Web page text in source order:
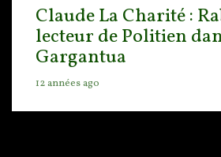
Claude La Charité :
lecteur de Politien
Gargantua
12 années ago